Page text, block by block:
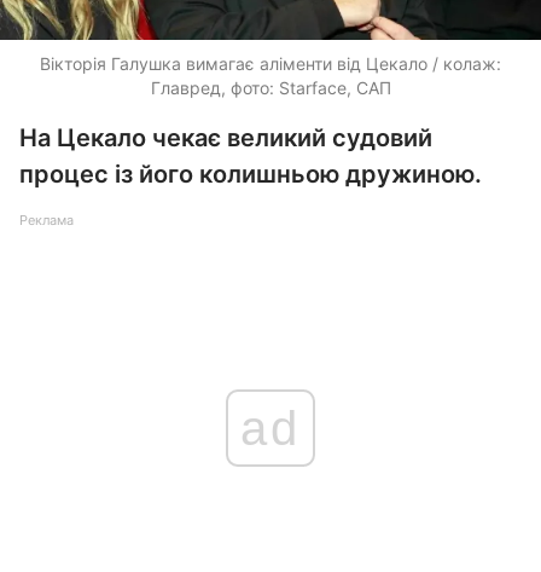
Вікторія Галушка вимагає аліменти від Цекало / колаж:
Главред, фото: Starface, САП
На Цекало чекає великий судовий
процес із його колишньою дружиною.
Реклама
ad